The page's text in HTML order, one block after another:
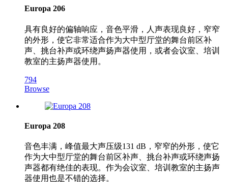
Europa 206
具有良好的偏轴响应，音色平滑，人声表现良好，窄窄
的外形，使它非常适合作为大中型厅堂的舞台前区补
声、挑台补声或环绕声扬声器使用，或者会议室、培训
教室的主扬声器使用。
794
Browse
Europa 208
音色丰满，峰值最大声压级131 dB，窄窄的外形，使它
作为大中型厅堂的舞台前区补声、挑台补声或环绕声扬
声器都有绝佳的表现。作为会议室、培训教室的主扬声
器使用也是不错的选择。